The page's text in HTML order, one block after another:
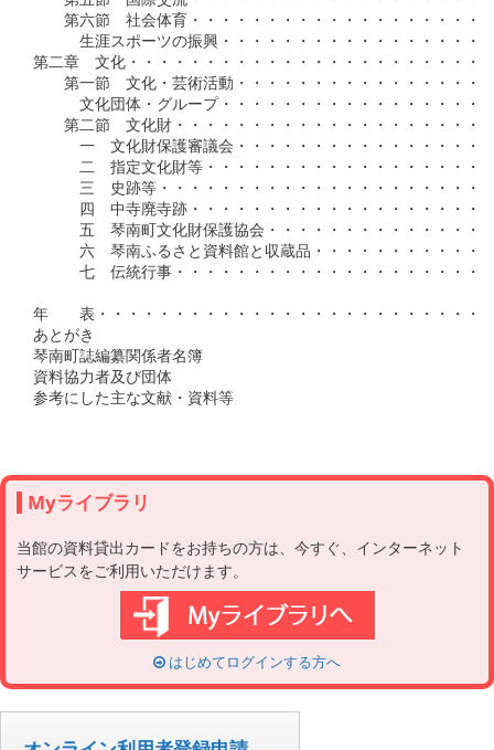
第六節　社会体育・・・・・・・・・・・・・・・・・・・
生涯スポーツの振興・・・・・・・・・・・・・・・・・・
第二章　文化・・・・・・・・・・・・・・・・・・・・・・・
第一節　文化・芸術活動・・・・・・・・・・・・・・・・
文化団体・グループ・・・・・・・・・・・・・・・・・・
第二節　文化財・・・・・・・・・・・・・・・・・・・・
一　文化財保護審議会・・・・・・・・・・・・・・・・・
二　指定文化財等・・・・・・・・・・・・・・・・・・・
三　史跡等・・・・・・・・・・・・・・・・・・・・・・
四　中寺廃寺跡・・・・・・・・・・・・・・・・・・・・
五　琴南町文化財保護協会・・・・・・・・・・・・・・・
六　琴南ふるさと資料館と収蔵品・・・・・・・・・・・・
七　伝統行事・・・・・・・・・・・・・・・・・・・・・
年　　表・・・・・・・・・・・・・・・・・・・・・・・・・
あとがき
琴南町誌編纂関係者名簿
資料協力者及び団体
参考にした主な文献・資料等
Myライブラリ
当館の資料貸出カードをお持ちの方は、今すぐ、インターネット
サービスをご利用いただけます。
はじめてログインする方へ